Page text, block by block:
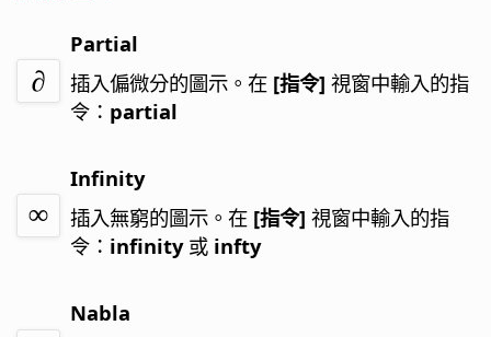
Partial
插入偏微分的圖示。在 [指令] 視窗中輸入的指
令： partial
Infinity
插入無窮的圖示。在 [指令] 視窗中輸入的指
令： infinity或 infty
Nabla